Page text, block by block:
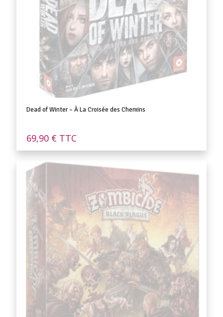
Dead of Winter – À La Croisée des Chemins
69,90 € TTC